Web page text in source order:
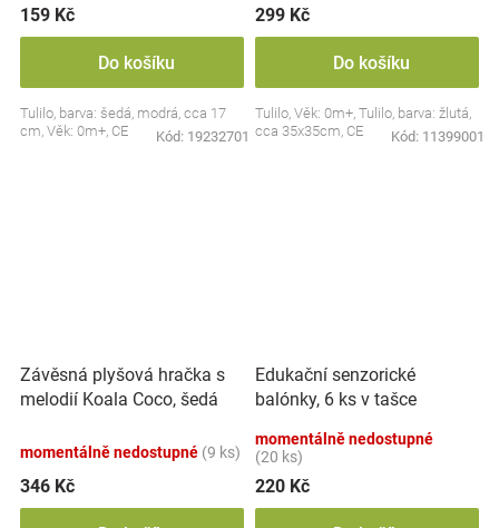
159 Kč
Do košíku
Tulilo, barva: šedá, modrá, cca 17
cm, Věk: 0m+, CE
Kód: 19232701
299 Kč
Do košíku
Tulilo, Věk: 0m+, Tulilo, barva: žlutá,
cca 35x35cm, CE
Kód: 11399001
Závěsná plyšová hračka s
melodií Koala Coco, šedá
momentálně nedostupné (9 ks)
346 Kč
Edukační senzorické
balónky, 6 ks v tašce
momentálně nedostupné
(20 ks)
220 Kč